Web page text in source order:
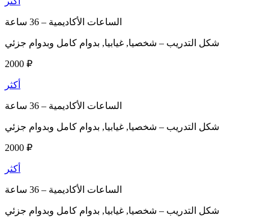
الساعات الأكاديمية –
شكل التدريب – شخصيا, غيابيا, بدوام كامل وبدوام جزئي
2000 ₽
أكثر
الساعات الأكاديمية –
شكل التدريب – شخصيا, غيابيا, بدوام كامل وبدوام جزئي
2000 ₽
أكثر
الساعات الأكاديمية –
شكل التدريب – شخصيا, غيابيا, بدوام كامل وبدوام جزئي